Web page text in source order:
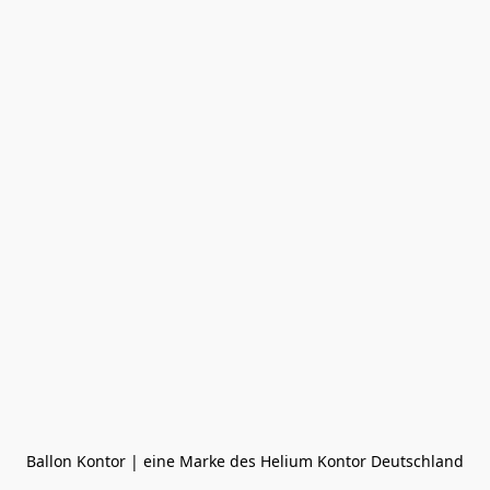
Ballon Kontor | eine Marke des Helium Kontor Deutschland